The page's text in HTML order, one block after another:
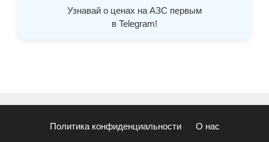
Узнавай о ценах на АЗС первым
в Telegram!
Политика конфиденциальности О нас